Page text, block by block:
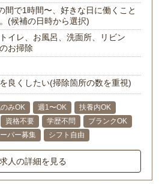
間で1時間〜、好きな日に働くこと
(候補の日時から選択)
イレ、お風呂、洗面所、リビン
お掃除
良くしたい(掃除箇所の数を重視)
みOK 週1〜OK
扶養内OK
資格不要 学歴不問
ブランクOK
パー募集 シフト自由
人の詳細を見る